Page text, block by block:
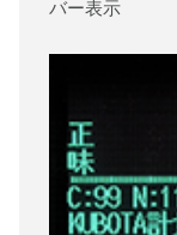
バー表示